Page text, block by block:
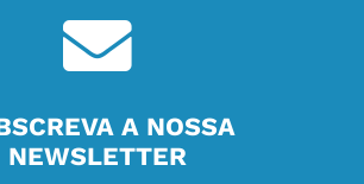
A NOSSA
NEWSLETTER